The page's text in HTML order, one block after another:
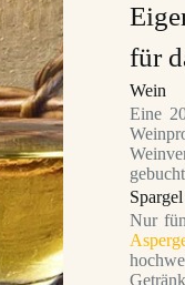
für
Wein
Eine
Spargel
Nur